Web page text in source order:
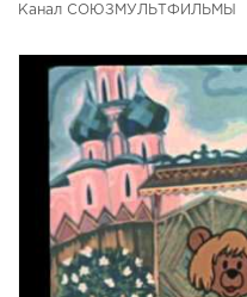
Канал СОЮЗМУЛЬТФИЛЬМЫ